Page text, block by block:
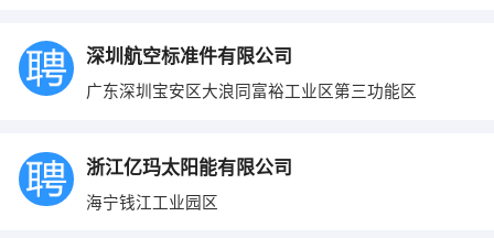
深圳航空标准件有限公司
广东深圳宝安区大浪同富裕工业区第三功能区
浙江亿玛太阳能有限公司
海宁钱江工业园区